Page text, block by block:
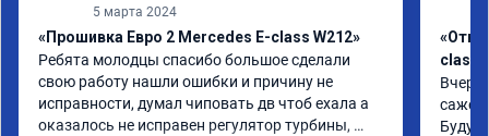
5 марта 2024
«Прошивка Евро 2 Mercedes E-class W212»
Ребята молодцы спасибо большое сделали
свою работу нашли ошибки и причину не
исправности, думал чиповать дв чтоб ехала а
оказалось не исправен регулятор турбины,
class
Вчера
Буду